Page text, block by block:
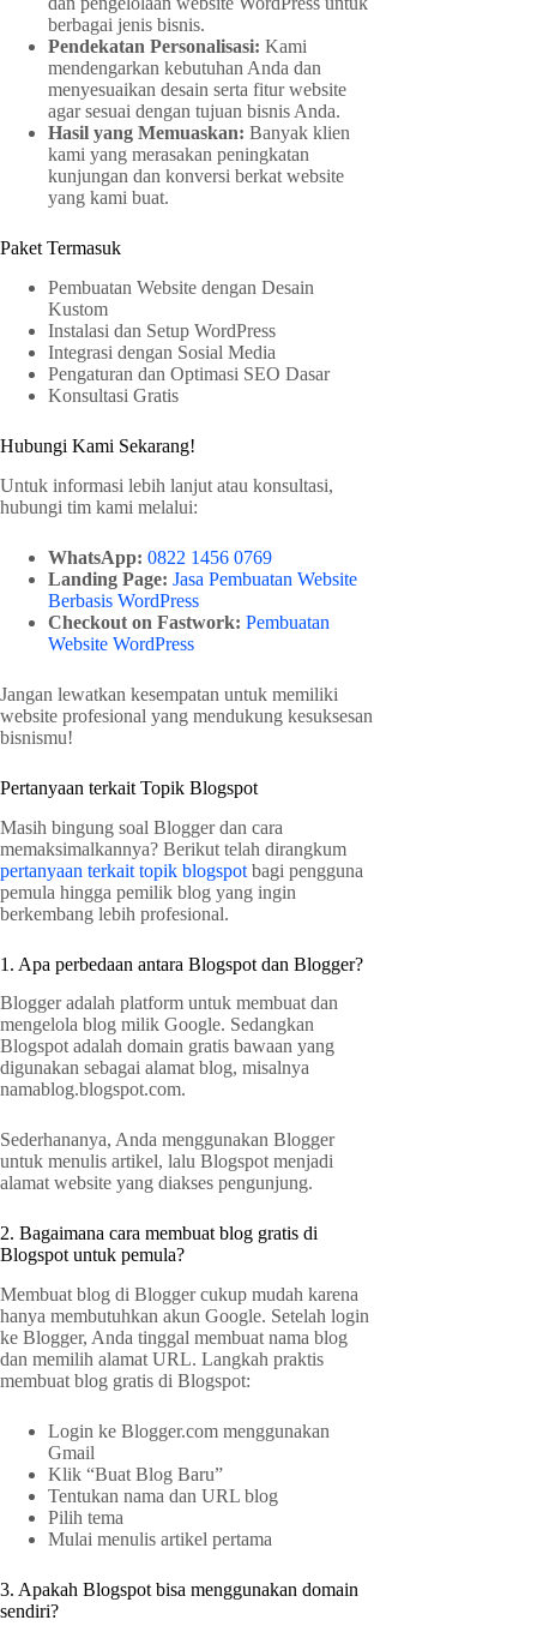
berbagai jenis bisnis.
Pendekatan Personalisasi: Kami
mendengarkan kebutuhan Anda dan
menyesuaikan desain serta fitur website
agar sesuai dengan tujuan bisnis Anda.
Hasil yang Memuaskan: Banyak klien
kami yang merasakan peningkatan
kunjungan dan konversi berkat website
yang kami buat.
Paket Termasuk
Pembuatan Website dengan Desain
Kustom
Instalasi dan Setup WordPress
Integrasi dengan Sosial Media
Pengaturan dan Optimasi SEO Dasar
Konsultasi Gratis
Hubungi Kami Sekarang!
Untuk informasi lebih lanjut atau konsultasi,
hubungi tim kami melalui:
WhatsApp: 0822 1456 0769
Landing Page: Jasa Pembuatan Website
Berbasis WordPress
Checkout on Fastwork: Pembuatan
Website WordPress
Jangan lewatkan kesempatan untuk memiliki
website profesional yang mendukung kesuksesan
bisnismu!
Pertanyaan terkait Topik Blogspot
Masih bingung soal Blogger dan cara
memaksimalkannya? Berikut telah dirangkum
pertanyaan terkait topik blogspot bagi pengguna
pemula hingga pemilik blog yang ingin
berkembang lebih profesional.
1. Apa perbedaan antara Blogspot dan Blogger?
Blogger adalah platform untuk membuat dan
mengelola blog milik Google. Sedangkan
Blogspot adalah domain gratis bawaan yang
digunakan sebagai alamat blog, misalnya
namablog.blogspot.com.
Sederhananya, Anda menggunakan Blogger
untuk menulis artikel, lalu Blogspot menjadi
alamat website yang diakses pengunjung.
2. Bagaimana cara membuat blog gratis di
Blogspot untuk pemula?
Membuat blog di Blogger cukup mudah karena
hanya membutuhkan akun Google. Setelah login
ke Blogger, Anda tinggal membuat nama blog
dan memilih alamat URL. Langkah praktis
membuat blog gratis di Blogspot:
Login ke Blogger.com menggunakan
Gmail
Klik “Buat Blog Baru”
Tentukan nama dan URL blog
Pilih tema
Mulai menulis artikel pertama
3. Apakah Blogspot bisa menggunakan domain
sendiri?